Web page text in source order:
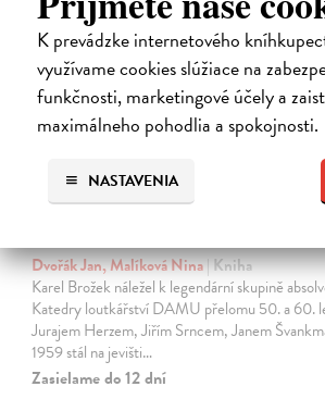
K prevádzke internetového
využívame cookies slúžiace na
funkčnosti, marketingové účely a
maximálneho pohodlia a spokojnosti.
NASTAVENIA
Karel Brožek
Dvořák Jan, Malíková Nina| Kniha
Karel Brožek náležel k legendární skupině
Katedry loutkářství DAMU přelomu 50. a 60.
Jurajem Herzem, Jiřím Srncem, Janem
1959 stál na jevišti…
Zasielame do 12 dní